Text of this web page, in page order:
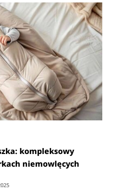
kompleksowy
niemowlęcych